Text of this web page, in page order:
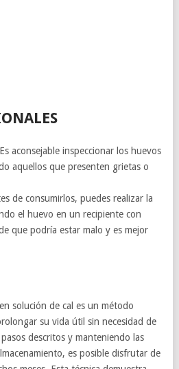
aconsejable inspeccionar los huevos
aquellos que presenten grietas o
de consumirlos, puedes realizar la
el huevo en un recipiente con
que podría estar malo y es mejor
solución de cal es un método
su vida útil sin necesidad de
descritos y manteniendo las
es posible disfrutar de